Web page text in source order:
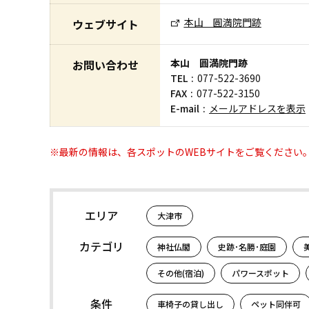
ウェブサイト 本山 圓満院門跡
お問い合わせ
本山 圓満院門跡
TEL
077-522-3690
FAX
077-522-3150
E-mail
メールアドレスを表示
※最新の情報は、各スポットのWEBサイトをご覧ください
エリア 大津市
カテゴリ 神社仏閣 史跡･名勝･庭園
その他(宿泊) パワースポット
条件 車椅子の貸し出し ペット同伴可